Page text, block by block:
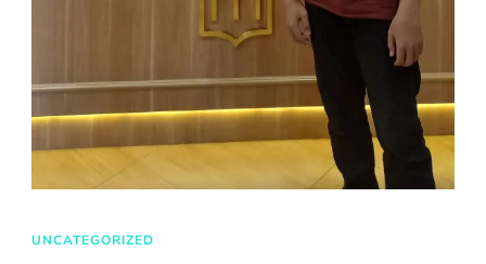
UNCATEGORIZED